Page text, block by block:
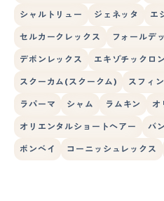
シャルトリュー ジェネッタ エ
セルカークレックス フォールデ
デボンレックス エキゾチックロ
スクーカム(スクークム) スフィ
ラパーマ シャム ラムキン オ
オリエンタルショートヘアー バ
ボンベイ コーニッシュレックス